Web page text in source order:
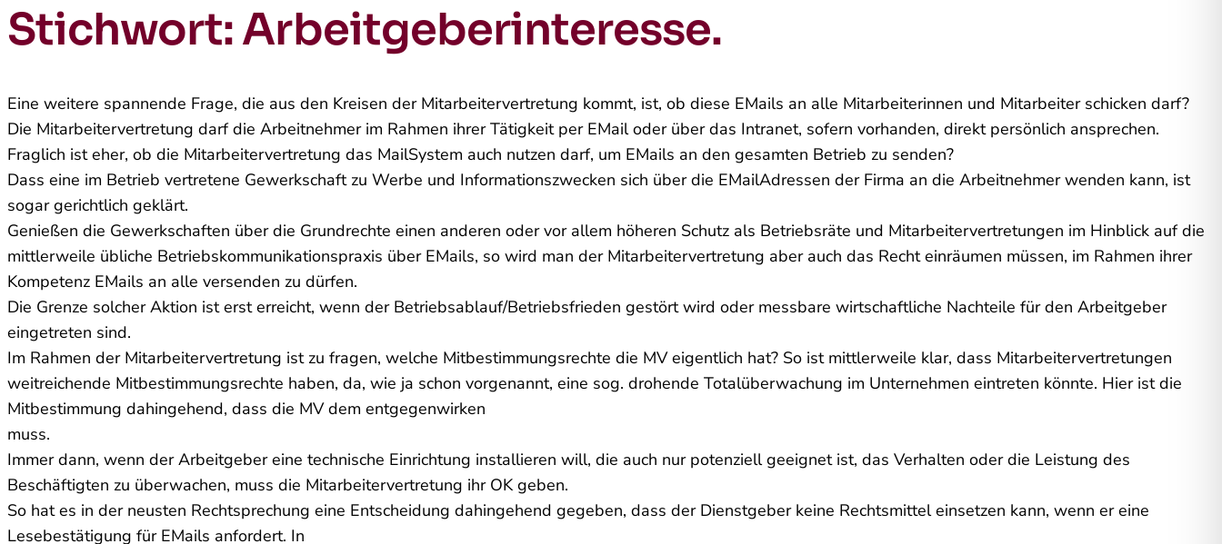
Stichwort: Arbeitgeberinteresse.
Eine weitere spannende Frage, die aus den Kreisen der Mitarbeitervertretung kommt, ist, ob diese E­Mails an alle Mitarbeiterinnen und Mitarbeiter schicken darf?
Die Mitarbeitervertretung darf die Arbeitnehmer im Rahmen ihrer Tätigkeit per E­Mail oder über das Intranet, sofern vorhanden, direkt persönlich ansprechen.
Fraglich ist eher, ob die Mitarbeitervertretung das Mail­System auch nutzen darf, um E­Mails an den gesamten Betrieb zu senden?
Dass eine im Betrieb vertretene Gewerkschaft zu Werbe­ und Informationszwecken sich über die E­Mail­Adressen der Firma an die Arbeitnehmer wenden kann, ist
sogar gerichtlich geklärt.
Genießen die Gewerkschaften über die Grundrechte einen anderen oder vor allem höheren Schutz als Betriebsräte und Mitarbeitervertretungen im Hinblick auf die
mittlerweile übliche Betriebskommunikationspraxis über E­Mails, so wird man der Mitarbeitervertretung aber auch das Recht einräumen müssen, im Rahmen ihrer
Kompetenz E­Mails an alle versenden zu dürfen.
Die Grenze solcher Aktion ist erst erreicht, wenn der Betriebsablauf/Betriebsfrieden gestört wird oder messbare wirtschaftliche Nachteile für den Arbeitgeber
eingetreten sind.
Im Rahmen der Mitarbeitervertretung ist zu fragen, welche Mitbestimmungsrechte die MV eigentlich hat? So ist mittlerweile klar, dass Mitarbeitervertretungen
weitreichende Mitbestimmungsrechte haben, da, wie ja schon vorgenannt, eine sog. drohende Totalüberwachung im Unternehmen eintreten könnte. Hier ist die
Mitbestimmung dahingehend, dass die MV dem entgegenwirken
muss.
Immer dann, wenn der Arbeitgeber eine technische Einrichtung installieren will, die auch nur potenziell geeignet ist, das Verhalten oder die Leistung des
Beschäftigten zu überwachen, muss die Mitarbeitervertretung ihr OK geben.
So hat es in der neusten Rechtsprechung eine Entscheidung dahingehend gegeben, dass der Dienstgeber keine Rechtsmittel einsetzen kann, wenn er eine
Lesebestätigung für E­Mails anfordert. In